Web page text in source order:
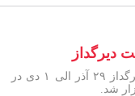
دیرگداز
هفتمین نمایشگاه صنعت دیرگداز ۲۹ آذر الی ۱ دی در
شد.